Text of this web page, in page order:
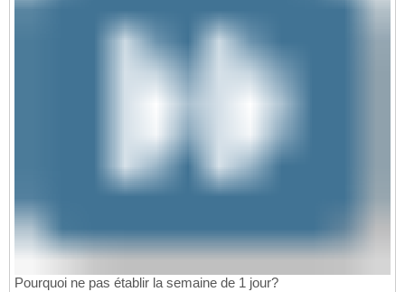
Pourquoi ne pas établir la semaine de 1 jour?